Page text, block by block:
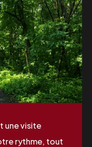
une visite
rythme, tout